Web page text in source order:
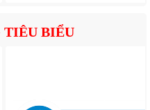
BIỂU